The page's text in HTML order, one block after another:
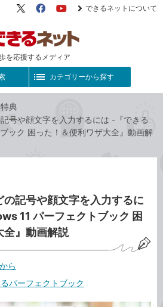
を応援するメディア
X（旧
FacebookYouTube
できるネットについて
カテゴリーから探す
典
号や顔文字を入力するには -『できる
ック 困った！＆便利ワザ大全』動画解
記号や顔文字を入力するに
11 パーフェクトブック 困
全』動画解説
ら
パーフェクトブック